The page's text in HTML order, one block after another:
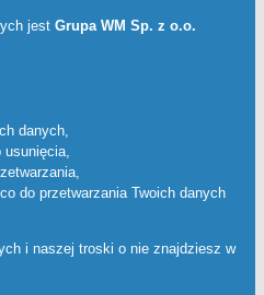
jest Grupa WM Sp. z o.o.
danych,
usunięcia,
do przetwarzania Twoich danych
i naszej troski o nie znajdziesz w